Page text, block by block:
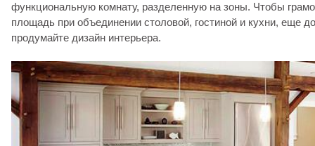
функциональную комнату, разделенную на зоны. Чтобы
площадь при объединении столовой, гостиной и кухни, еще
продумайте дизайн интерьера.